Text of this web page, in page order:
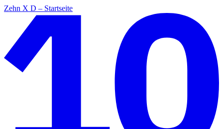
Zehn X D – Startseite